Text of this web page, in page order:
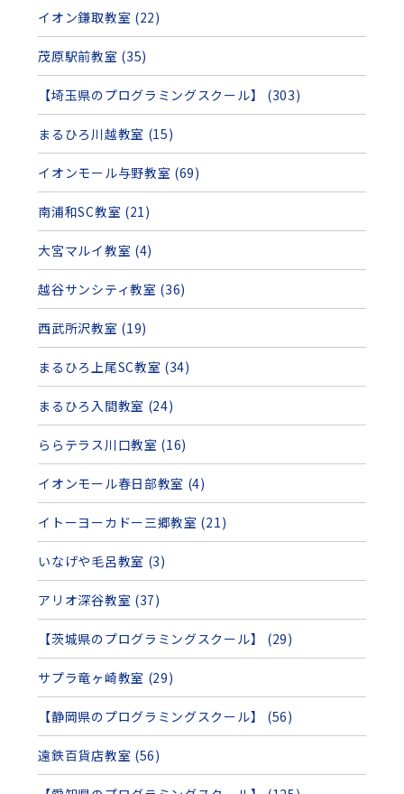
イオン鎌取教室 (22)
茂原駅前教室 (35)
【埼玉県のプログラミングスクール】 (303)
まるひろ川越教室 (15)
イオンモール与野教室 (69)
南浦和SC教室 (21)
大宮マルイ教室 (4)
越谷サンシティ教室 (36)
西武所沢教室 (19)
まるひろ上尾SC教室 (34)
まるひろ入間教室 (24)
ららテラス川口教室 (16)
イオンモール春日部教室 (4)
イトーヨーカドー三郷教室 (21)
いなげや毛呂教室 (3)
アリオ深谷教室 (37)
【茨城県のプログラミングスクール】 (29)
サプラ竜ヶ崎教室 (29)
【静岡県のプログラミングスクール】 (56)
遠鉄百貨店教室 (56)